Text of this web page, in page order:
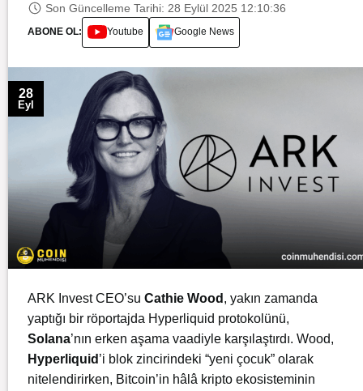
Son Güncelleme Tarihi: 28 Eylül 2025 12:10:36
ABONE OL: Youtube Google News
28
Eyl
ARK Invest CEO’su Cathie Wood , yakın zamanda
yaptığı bir röportajda Hyperliquid protokolünü,
Solana’nın erken aşama vaadiyle karşılaştırdı. Wood,
Hyperliquid ’i blok zincirindeki “yeni çocuk” olarak
nitelendirirken, Bitcoin’in hâlâ kripto ekosisteminin